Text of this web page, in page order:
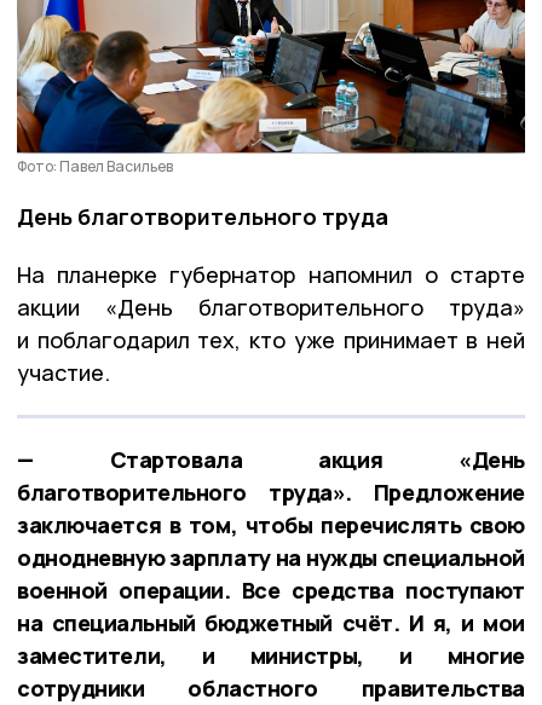
Фото: Павел Васильев
День благотворительного труда
На планерке губернатор напомнил о старте
акции «День благотворительного труда»
и поблагодарил тех, кто уже принимает в ней
участие.
— Стартовала акция «День
благотворительного труда». Предложение
заключается в том, чтобы перечислять свою
однодневную зарплату на нужды специальной
военной операции. Все средства поступают
на специальный бюджетный счёт. И я, и мои
заместители, и министры, и многие
сотрудники областного правительства